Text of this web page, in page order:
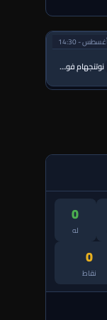
نوتنجهام فورست
0
له
0
نقاط